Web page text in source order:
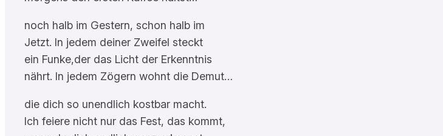
noch halb im Gestern, schon halb im
Jetzt. In jedem deiner Zweifel steckt
ein Funke,der das Licht der Erkenntnis
nährt. In jedem Zögern wohnt die Demut…
die dich so unendlich kostbar macht.
Ich feiere nicht nur das Fest, das kommt,